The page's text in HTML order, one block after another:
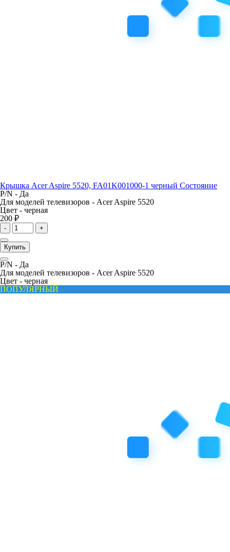
Крышка Acer Aspire 5520, FA01K001000-1 черный Состояние
P/N - Да
Для моделей телевизоров - Acer Aspire 5520
Цвет - черная
200 ₽
- +
Купить
P/N - Да
Для моделей телевизоров - Acer Aspire 5520
Цвет - черная
ПОПУЛЯРНЫЙ